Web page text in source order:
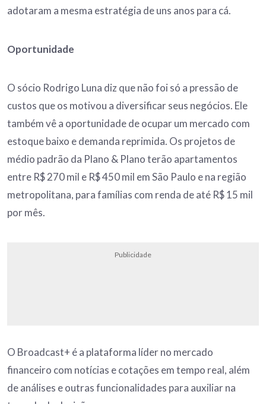
adotaram a mesma estratégia de uns anos para cá.
Oportunidade
O sócio Rodrigo Luna diz que não foi só a pressão de
custos que os motivou a diversificar seus negócios. Ele
também vê a oportunidade de ocupar um mercado com
estoque baixo e demanda reprimida. Os projetos de
médio padrão da Plano & Plano terão apartamentos
entre R$ 270 mil e R$ 450 mil em São Paulo e na região
metropolitana, para famílias com renda de até R$ 15 mil
por mês.
Publicidade
O Broadcast+ é a plataforma líder no mercado
financeiro com notícias e cotações em tempo real, além
de análises e outras funcionalidades para auxiliar na